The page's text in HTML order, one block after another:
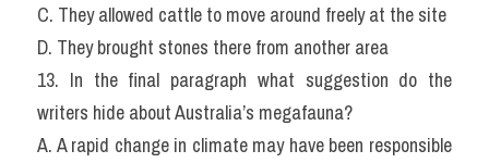
C. They allowed cattle to move around freely at the site
D. They brought stones there from another area
13. In the final paragraph what suggestion do the
writers hide about Australia’s megafauna?
A. A rapid change in climate may have been responsible